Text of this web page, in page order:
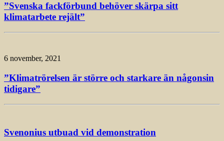
”Svenska fackförbund behöver skärpa sitt
klimatarbete rejält”
6 november, 2021
”Klimatrörelsen är större och starkare än någonsin
tidigare”
Svenonius utbuad vid demonstration